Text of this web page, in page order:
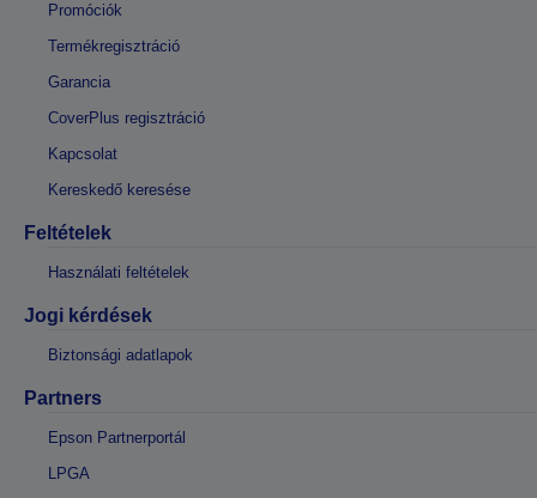
Promóciók
Termékregisztráció
Garancia
CoverPlus regisztráció
Kapcsolat
Kereskedő keresése
Feltételek
Használati feltételek
Jogi kérdések
Biztonsági adatlapok
Partners
Epson Partnerportál
LPGA